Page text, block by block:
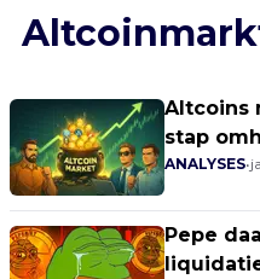
Altcoins
stap
ANALYSES•
Pepe